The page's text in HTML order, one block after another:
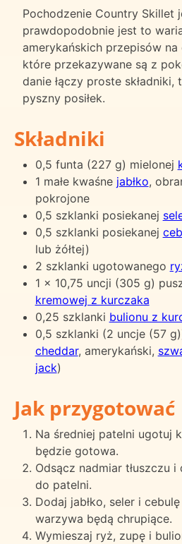
Pochodzenie Country Skillet
prawdopodobnie jest to
amerykańskich przepisów
które przekazywane są z
danie łączy proste
pyszny posiłek.
Składniki
0,5 funta (227 g) mielonej
1 małe kwaśne jabłko,
pokrojone
0,5 szklanki posiekanej
0,5 szklanki posiekanej
lub żółtej)
2 szklanki ugotowanego
1 x 10,75 uncji (305 g)
kremowej z kurczaka
0,25 szklanki bulionu z
0,5 szklanki (2 uncje (57
cheddar, amerykański,
jack)
Jak przygotować
Na średniej patelni ugotuj
będzie gotowa.
Odsącz nadmiar tłuszczu i
do patelni.
Dodaj jabłko, seler i
warzywa będą chrupiące.
Wymieszaj ryż, zupę i